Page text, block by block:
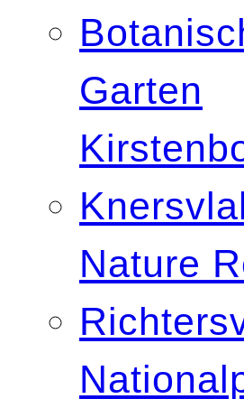
Garten
Nature